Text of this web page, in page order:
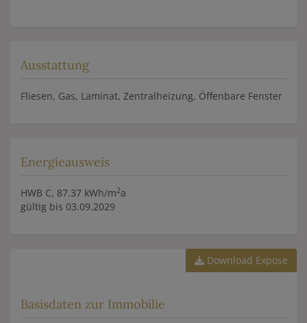
Ausstattung
Fliesen Gas Laminat Zentralheizung Öffenbare Fenster
Energieausweis
HWB C, 87.37 kWh/m2a
gültig bis 03.09.2029
Download Expose
Basisdaten zur Immobilie